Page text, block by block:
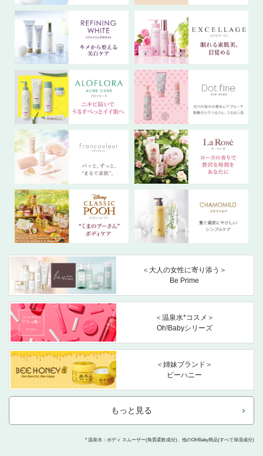
＜大人の女性に寄り添う＞
Be Prime
＜温泉水*コスメ＞
Oh!Babyシリーズ
＜姉妹ブランド＞
ビーハニー
もっと見る
* 温泉水：ボディ スムーザー(角質柔軟成分)、他のOh!Baby商品(すべて保湿成分)